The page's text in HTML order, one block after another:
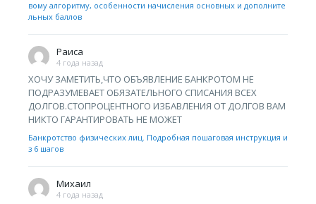
вому алгоритму, особенности начисления основных и дополните
льных баллов
Раиса
4 года назад
ХОЧУ ЗАМЕТИТЬ,ЧТО ОБЪЯВЛЕНИЕ БАНКРОТОМ НЕ
ПОДРАЗУМЕВАЕТ ОБЯЗАТЕЛЬНОГО СПИСАНИЯ ВСЕХ
ДОЛГОВ.СТОПРОЦЕНТНОГО ИЗБАВЛЕНИЯ ОТ ДОЛГОВ ВАМ
НИКТО ГАРАНТИРОВАТЬ НЕ МОЖЕТ
Банкротство физических лиц. Подробная пошаговая инструкция и
з 6 шагов
Михаил
4 года назад